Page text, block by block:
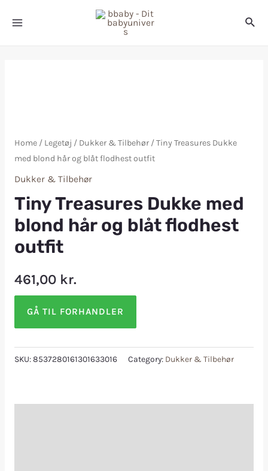
Home/ Legetøj / Dukker & Tilbehør/ Tiny Treasures Dukke
med blond hår og blåt flodhest outfit
Dukker & Tilbehør
Tiny Treasures Dukke med
blond hår og blåt flodhest
outfit
461,00 kr.
GÅ TIL FORHANDLER
SKU:8537280161301633016 Category: Dukker & Tilbehør